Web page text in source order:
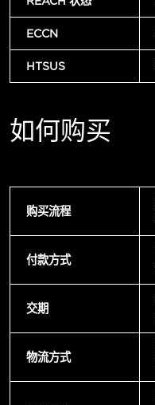
ECCN
HTSUS
如何购买
购买流程
付款方式
交期
物流方式